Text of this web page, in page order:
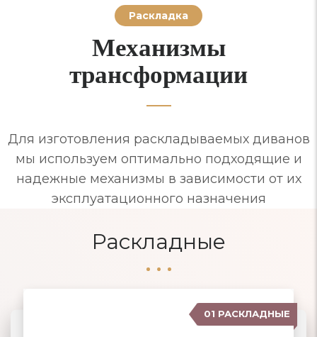
Раскладка
Механизмы
трансформации
Для изготовления раскладываемых диванов
мы используем оптимально подходящие и
надежные механизмы в зависимости от их
эксплуатационного назначения
Раскладные
01 РАСКЛАДНЫЕ